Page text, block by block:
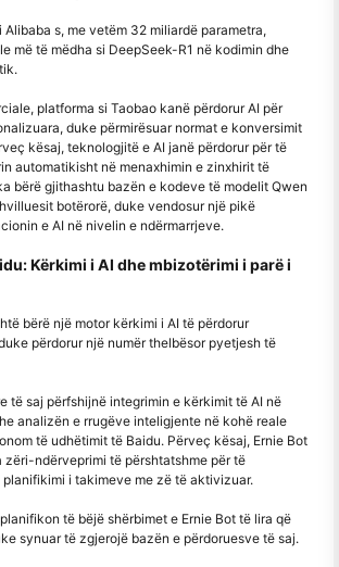
s, me vetëm 32 miliardë parametra,
më të mëdha si DeepSeek-R1 në kodimin dhe
platforma si Taobao kanë përdorur AI për
duke përmirësuar normat e konversimit
kësaj, teknologjitë e AI janë përdorur për të
automatikisht në menaxhimin e zinxhirit të
bërë gjithashtu bazën e kodeve të modelit Qwen
botërorë, duke vendosur një pikë
e AI në nivelin e ndërmarrjeve.
Kërkimi i AI dhe mbizotërimi i parë i
bërë një motor kërkimi i AI të përdorur
përdorur një numër thelbësor pyetjesh të
të saj përfshijnë integrimin e kërkimit të AI në
analizën e rrugëve inteligjente në kohë reale
të udhëtimit të Baidu. Përveç kësaj, Ernie Bot
ndërveprimi të përshtatshme për të
planifikimi i takimeve me zë të aktivizuar.
të bëjë shërbimet e Ernie Bot të lira që
synuar të zgjerojë bazën e përdoruesve të saj.